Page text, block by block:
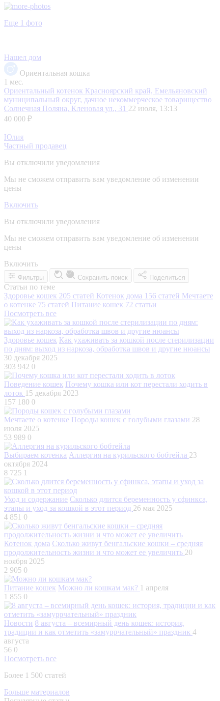
Еще 1 фото
Нашел дом
Ориентальная кошка
1 мес.
Ориентальный котенок Красноярский край, Емельяновский
муниципальный округ, дачное некоммерческое товарищество
Солнечная Поляна, Кленовая ул., 31 22 июля, 13:13
40 000 ₽
Юлия
Частный продавец
Вы отключили уведомления
Мы не сможем отправить вам уведомление об изменении
цены
Включить
Вы отключили уведомления
Мы не сможем отправить вам уведомление об изменении
цены
Включить
Фильтры Сохранить поиск Поделиться
Статьи по теме
Здоровье кошек 205 статей Котенок дома 156 статей Мечтаете
о котенке 75 статей Питание кошек 72 статьи
Посмотреть все
Здоровье кошек Как ухаживать за кошкой после стерилизации
по дням: выход из наркоза, обработка швов и другие нюансы
30 декабря 2025
303 942 0
Поведение кошек Почему кошка или кот перестали ходить в
лоток 15 декабря 2023
157 180 0
Мечтаете о котенке Породы кошек с голубыми глазами 28
июля 2025
53 989 0
Выбираем котенка Аллергия на курильского бобтейла 23
октября 2024
8 725 1
Уход и содержание Сколько длится беременность у сфинкса,
этапы и уход за кошкой в этот период 26 мая 2025
4 851 0
Котенок дома Сколько живут бенгальские кошки – средняя
продолжительность жизни и что может ее увеличить 20
ноября 2025
2 905 0
Питание кошек Можно ли кошкам мак? 1 апреля
1 855 0
Новости 8 августа – всемирный день кошек: история,
традиции и как отметить «замуррчательный» праздник 4
августа
56 0
Посмотреть все
Более 1 500 статей
Больше материалов